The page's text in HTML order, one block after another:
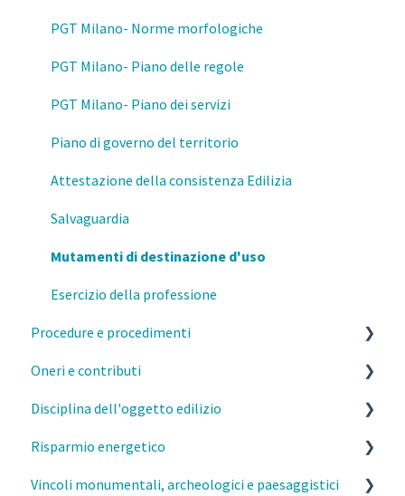
Deontologia
Responsabilità del professionista
Privacy e GDPR
Fisco
Prevenzione e Sicurezza Antincendio
Formazione
PGT Milano- Norme morfologiche
PGT Milano- Piano delle regole
PGT Milano- Piano dei servizi
Piano di governo del territorio
Attestazione della consistenza Edilizia
Salvaguardia
Mutamenti di destinazione d'uso
Esercizio della professione
Procedure e procedimenti
Titoli abilitativi ed edilizi
MI- Pareri Preliminari
Qualifiche degli interventi
Varianti SCIA/CILA/PdC
Oneri e contributi
MI- Oneri urbanistici
MI- Contributo di costruzione
MI- Monetizzazione
Disciplina dell'oggetto edilizio
Caratteristiche costruttive e funzionali degli edifici
Distanze
Risparmio energetico
Esercizio della professione e parcelle
Vincoli monumentali, archeologici e paesaggistici